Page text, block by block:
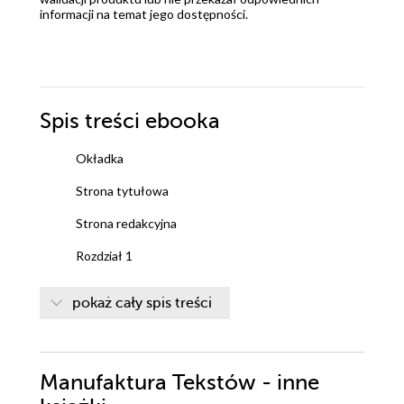
informacji na temat jego dostępności.
Spis treści ebooka
Okładka
Strona tytułowa
Strona redakcyjna
Rozdział 1
Rozdział 4
Rozdział 5
pokaż cały spis treści
Manufaktura Tekstów - inne